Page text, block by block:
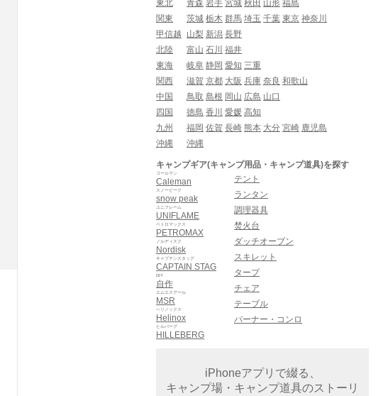
東北
青森 岩手 宮城 秋田 山形 福島
関東
茨城 栃木 群馬 埼玉 千葉 東京 神奈川
甲信越
山梨 新潟 長野
北陸
富山 石川 福井
東海
岐阜 静岡 愛知 三重
関西
滋賀 京都 大阪 兵庫 奈良 和歌山
中国
鳥取 島根 岡山 広島 山口
四国
徳島 香川 愛媛 高知
九州
福岡 佐賀 長崎 熊本 大分 宮崎 鹿児島
沖縄
沖縄
キャンプギア(キャンプ用品・キャンプ道具)を探す
Caleman
コールマン
snow peak
スノーピーク
UNIFLAME
ユニフレーム
PETROMAX
ペトロマックス
Nordisk
ノルディスク
CAPTAIN STAG
キャプテンスタッグ
自作
DIY
MSR
エムエスアール
Helinox
ヘリノックス
HILLEBERG
ヒルバーグ
テント
ランタン
調理器具
焚火台
ダッチオーブン
スキレット
タープ
チェア
テーブル
バーナー・コンロ
iPhoneアプリで綴る、
キャンプ場・キャンプ道具のストーリ